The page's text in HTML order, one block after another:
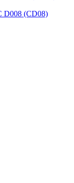
D008 (CD08)